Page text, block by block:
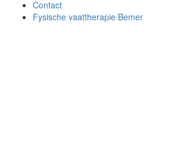
Contact
Fysische vaattherapie Bemer